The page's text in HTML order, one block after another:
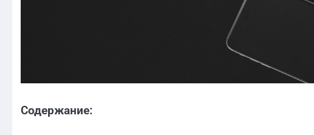
Содержание: